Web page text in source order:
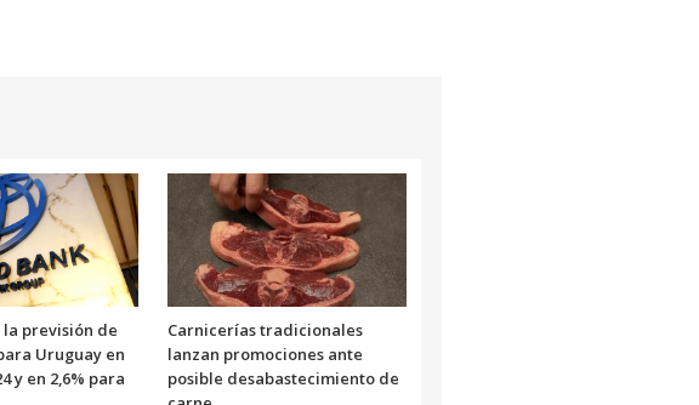
previsión de
Uruguay en
y en 2,6% para
Carnicerías tradicionales
lanzan promociones ante
posible desabastecimiento de